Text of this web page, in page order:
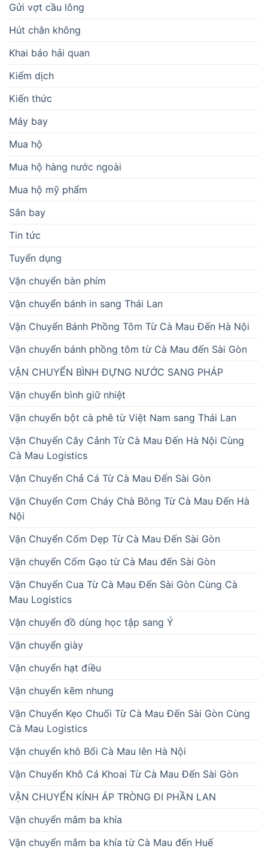
Gửi vợt cầu lông
Hút chân không
Khai báo hải quan
Kiểm dịch
Kiến thức
Máy bay
Mua hộ
Mua hộ hàng nước ngoài
Mua hộ mỹ phẩm
Sân bay
Tin tức
Tuyển dụng
Vận chuyển bàn phím
Vận chuyển bánh in sang Thái Lan
Vận Chuyển Bánh Phồng Tôm Từ Cà Mau Đến Hà Nội
Vận chuyển bánh phồng tôm từ Cà Mau đến Sài Gòn
VẬN CHUYỂN BÌNH ĐỰNG NƯỚC SANG PHÁP
Vận chuyển bình giữ nhiệt
Vận chuyển bột cà phê từ Việt Nam sang Thái Lan
Vận Chuyển Cây Cảnh Từ Cà Mau Đến Hà Nội Cùng
Cà Mau Logistics
Vận Chuyển Chả Cá Từ Cà Mau Đến Sài Gòn
Vận Chuyển Cơm Cháy Chà Bông Từ Cà Mau Đến Hà
Nội
Vận Chuyển Cốm Dẹp Từ Cà Mau Đến Sài Gòn
Vận chuyển Cốm Gạo từ Cà Mau đến Sài Gòn
Vận Chuyển Cua Từ Cà Mau Đến Sài Gòn Cùng Cà
Mau Logistics
Vận chuyển đồ dùng học tập sang Ý
Vận chuyển giày
Vận chuyển hạt điều
Vận chuyển kẽm nhung
Vận Chuyển Kẹo Chuối Từ Cà Mau Đến Sài Gòn Cùng
Cà Mau Logistics
Vận chuyển khô Bổi Cà Mau lên Hà Nội
Vận Chuyển Khô Cá Khoai Từ Cà Mau Đến Sài Gòn
VẬN CHUYỂN KÍNH ÁP TRÒNG ĐI PHẦN LAN
Vận chuyển mắm ba khía
Vận chuyển mắm ba khía từ Cà Mau đến Huế